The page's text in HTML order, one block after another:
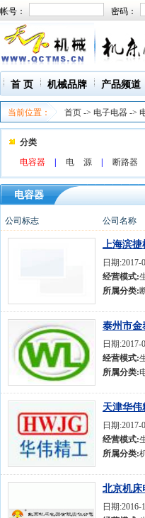
帐号： 密码：
首 页 机械品牌 产品频道
当前位置： 首页 -> 电子电器 ->
分类
电容器
电 源 断路器
电容器
公司标志 公司名称
上海滨捷
日期:2017-
经营模式:
所属分类:
泰州市金
日期:2017-
经营模式:
所属分类:
天津华伟
日期:2017-
经营模式:
所属分类:
北京机床
日期:2016-